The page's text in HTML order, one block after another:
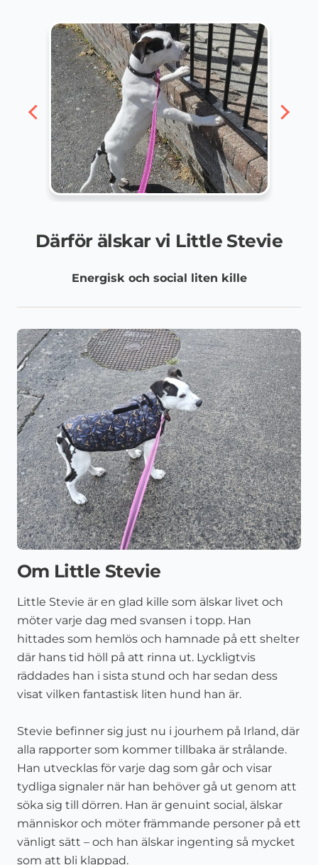
Därför älskar vi Little Stevie
Energisk och social liten kille
Om Little Stevie
Little Stevie är en glad kille som älskar livet och
möter varje dag med svansen i topp. Han
hittades som hemlös och hamnade på ett shelter
där hans tid höll på att rinna ut. Lyckligtvis
räddades han i sista stund och har sedan dess
visat vilken fantastisk liten hund han är.
Stevie befinner sig just nu i jourhem på Irland, där
alla rapporter som kommer tillbaka är strålande.
Han utvecklas för varje dag som går och visar
tydliga signaler när han behöver gå ut genom att
söka sig till dörren. Han är genuint social, älskar
människor och möter främmande personer på ett
vänligt sätt – och han älskar ingenting så mycket
som att bli klappad.